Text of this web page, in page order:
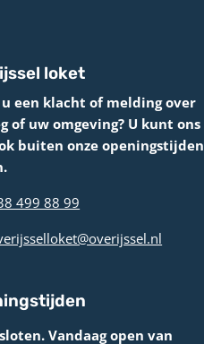
loket
een klacht of melding over
of uw omgeving? U kunt ons
buiten onze openingstijden
499 88 99
Vandaag open van